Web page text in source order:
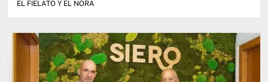
EL FIELATO Y EL NORA